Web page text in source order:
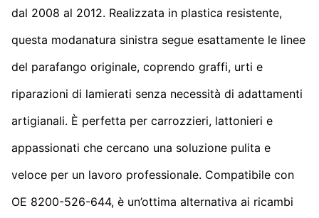
dal 2008 al 2012. Realizzata in plastica resistente,
questa modanatura sinistra segue esattamente le linee
del parafango originale, coprendo graffi, urti e
riparazioni di lamierati senza necessità di adattamenti
artigianali. È perfetta per carrozzieri, lattonieri e
appassionati che cercano una soluzione pulita e
veloce per un lavoro professionale. Compatibile con
OE 8200-526-644, è un’ottima alternativa ai ricambi